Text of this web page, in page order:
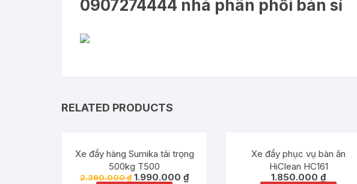
0907274444 nhà phân phối bán sỉ
RELATED PRODUCTS
Xe đẩy hàng Sumika tải trọng
500kg T500
2.390.000₫ 1.990.000 ₫
Xe đẩy phục vụ bàn ăn
HiClean HC161
1.850.000 ₫